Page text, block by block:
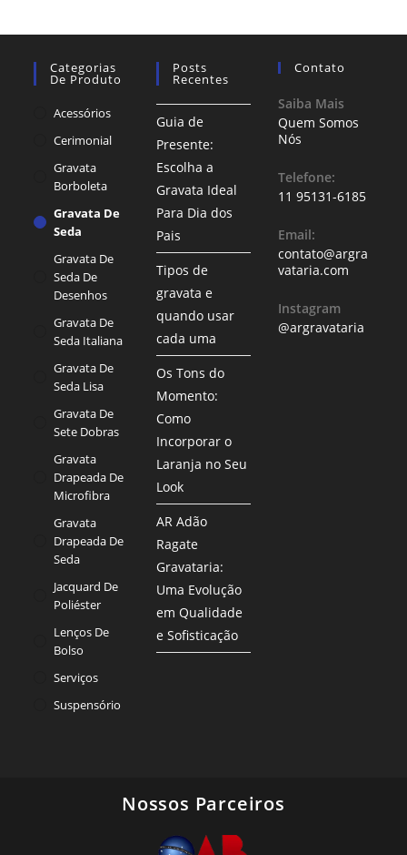
Categorias
De Produto
Acessórios
Cerimonial
Gravata
Borboleta
Gravata De
Seda
Gravata De
Seda De
Desenhos
Gravata De
Seda Italiana
Gravata De
Seda Lisa
Gravata De
Sete Dobras
Gravata
Drapeada De
Microfibra
Gravata
Drapeada De
Seda
Jacquard De
Poliéster
Lenços De
Bolso
Serviços
Suspensório
Posts
Recentes
Guia de
Presente:
Escolha a
Gravata Ideal
Para Dia dos
Pais
Tipos de
gravata e
quando usar
cada uma
Os Tons do
Momento:
Como
Incorporar o
Laranja no Seu
Look
AR Adão
Ragate
Gravataria:
Uma Evolução
em Qualidade
e Sofisticação
Contato
Saiba Mais
Quem Somos
Nós
Telefone:
11 95131-6185
Email:
contato@argra
vataria.com
Instagram
@argravataria
Nossos Parceiros